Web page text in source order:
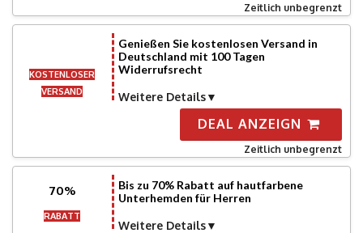
Zeitlich unbegrenzt
KOSTENLOSER
VERSAND
Genießen Sie kostenlosen Versand in
Deutschland mit 100 Tagen
Widerrufsrecht
Weitere Details
DEAL ANZEIGN
Zeitlich unbegrenzt
70%
RABATT
Bis zu 70% Rabatt auf hautfarbene
Unterhemden für Herren
Weitere Details